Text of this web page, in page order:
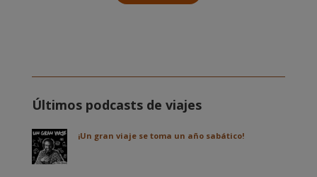
Últimos podcasts de viajes
¡Un gran viaje se toma un año sabático!